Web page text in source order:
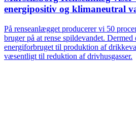
energipositiv og klimaneutral
På renseanlægget producerer vi 50
bruger på at rense spildevandet.
energiforbruget til produktion af
væsentligt til reduktion af drivhusgasser.